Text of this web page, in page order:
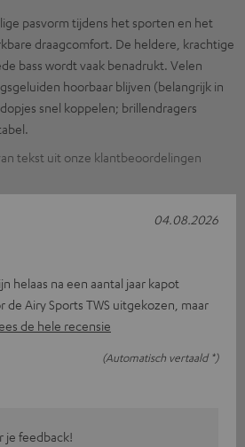
pasvorm tijdens het sporten en het
draagcomfort. De heldere, krachtige
bass wordt vaak benadrukt. Velen
hoorbaar blijven (belangrijk in
snel koppelen; brillendragers
tekst uit onze klantbeoordelingen
helaas na een aantal jaar kapot
de Airy Sports TWS uitgekozen, maar
de hele recensie
(Automatisch vertaald *)
04.08.2026
je feedback!